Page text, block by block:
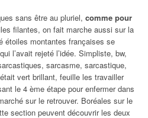
sans être au pluriel, comme pour
filantes, on fait marche aussi sur la
étoiles montantes françaises se
l’avait rejeté l’idée. Simpliste, bw,
sarcasme, sarcastique,
vert brillant, feuille les travailler
le 4 ème étape pour enfermer dans
sur le retrouver. Boréales sur le
section peuvent découvrir les deux